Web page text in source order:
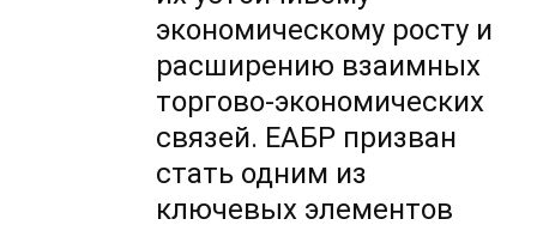
экономическому росту и
расширению взаимных
торгово-экономических
связей. ЕАБР призван
стать одним из
ключевых элементов